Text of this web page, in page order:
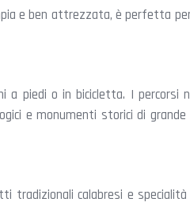
e ben attrezzata, è perfetta
a piedi o in bicicletta. I
e monumenti storici di
calabresi e